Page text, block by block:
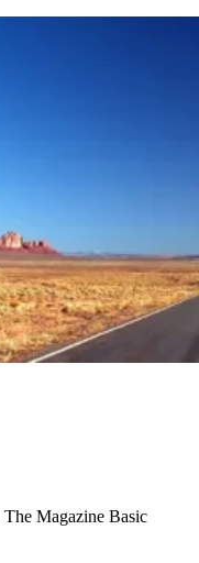
The Magazine Basic